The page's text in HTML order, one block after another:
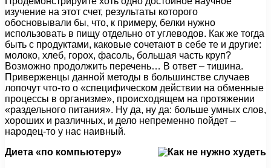
изучение на этот счет, результаты которого
обосновывали бы, что, к примеру, белки нужно
использовать в пищу отдельно от углеводов. Как же тогда
быть с продуктами, каковые сочетают в себе те и другие:
молоко, хлеб, горох, фасоль, большая часть круп?
Возможно продолжить перечень… В ответ – тишина.
Приверженцы данной методы в большинстве случаев
лопочут что-то о «специфическом действии на обменные
процессы в организме», происходящем на протяжении
«раздельного питания». Ну да, ну да: больше умных слов,
хороших и различных, и дело непременно пойдет –
народец-то у нас наивный.
Диета «по компьютеру»